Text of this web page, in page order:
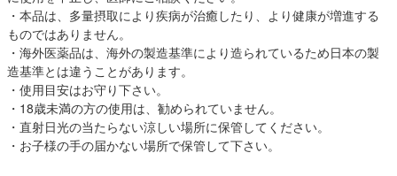
・本品は、多量摂取により疾病が治癒したり、より健康が増進する
ものではありません。
・海外医薬品は、海外の製造基準により造られているため日本の製
造基準とは違うことがあります。
・使用目安はお守り下さい。
・18歳未満の方の使用は、勧められていません。
・直射日光の当たらない涼しい場所に保管してください。
・お子様の手の届かない場所で保管して下さい。